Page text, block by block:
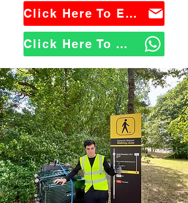
Click Here To Email Us
Click Here To WhatsApp Us